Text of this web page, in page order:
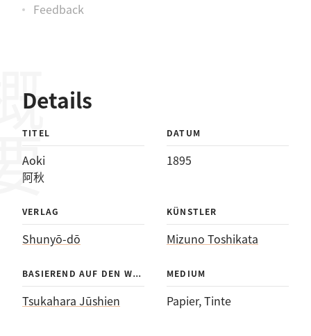
Feedback
Details
TITEL
Aoki
阿秋
DATUM
1895
VERLAG
Shunyō-dō
KÜNSTLER
Mizuno Toshikata
BAS
IEREND AUF DEN WERKEN VON
Tsukahara Jūshien
MEDIUM
Papier, Tinte